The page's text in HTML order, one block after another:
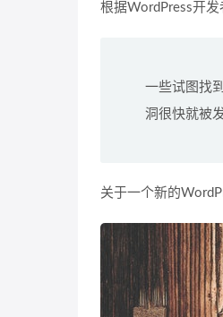
根据WordPress开发
一些试图找
洞很快就被
关于一个新的